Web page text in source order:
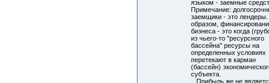
языком - заемные
Примечание:
заемщики - это
образом,
бизнеса - это когда
из чьего-то "ресурсного
бассейна" ресурсы на
определенных условиях
перетекают в карман
(бассейн)
субъекта.
Прибыль же не